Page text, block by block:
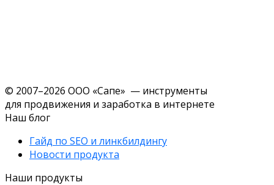
© 2007–2026 ООО «Сапе» — инструменты
для продвижения и заработка в интернете
Наш блог
Гайд по SEO и линкбилдингу
Новости продукта
Наши продукты